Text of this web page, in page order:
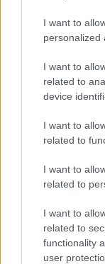
I want to
personalized
I want to
related to
device
I want to
related to
I want to
related to
I want to
related to
functionality
user
Sri Lanka:
spiagge